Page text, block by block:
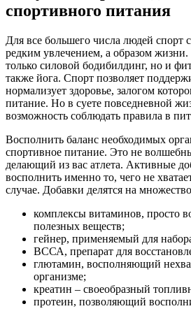
спортивного питания
Для все большего числа людей спорт
редким увлечением, а образом
только силовой бодибилдинг, но и
также йога. Спорт позволяет
нормализует здоровье, залогом
питание. Но в суете повседневной
возможность соблюдать правила в
Восполнить баланс необходимых
спортивное питание. Это не
делающий из вас атлета. Активные
восполнить именно то, чего не
случае. Добавки делятся на
комплексы витаминов, просто
полезных веществ;
гейнер, применяемый для
ВССА, препарат для
глютамин, восполняющий
организме;
креатин – своеобразный
протеин, позволяющий